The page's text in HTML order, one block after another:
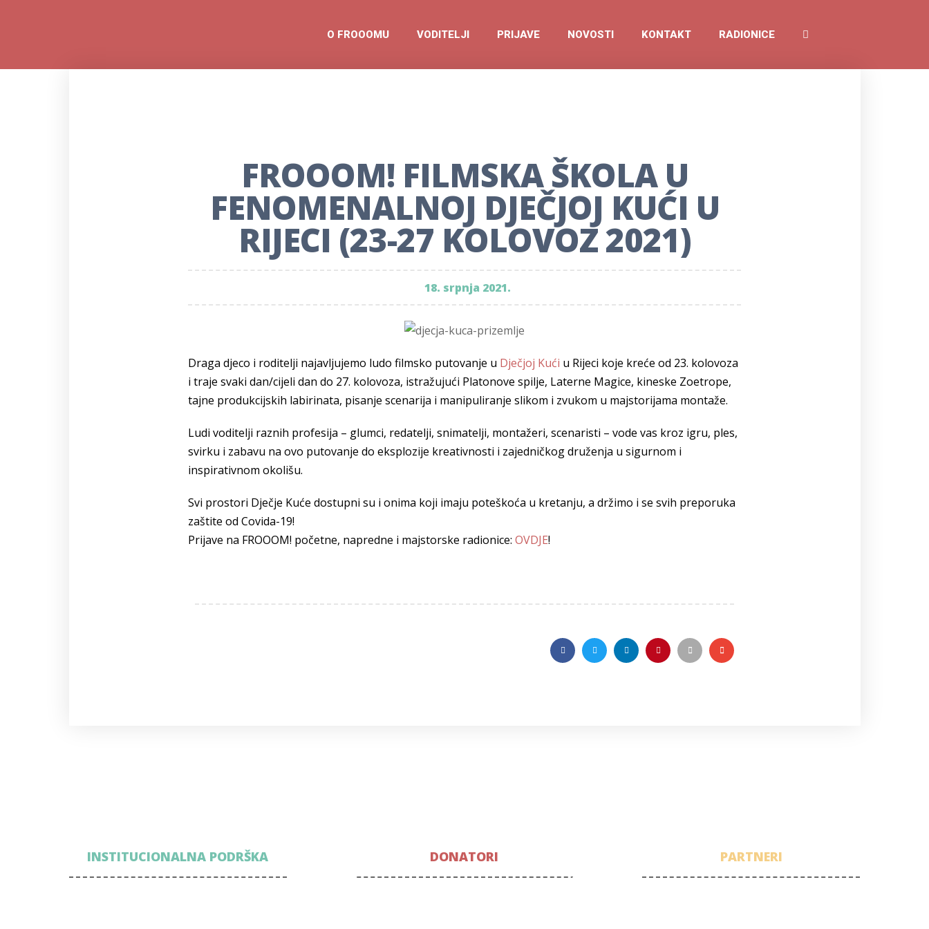
O FROOOMU VODITELJI PRIJAVE NOVOSTI KONTAKT RADIONICE
FROOOM! FILMSKA ŠKOLA U
FENOMENALNOJ DJEČJOJ KUĆI U
RIJECI (23-27 KOLOVOZ 2021)
18. srpnja 2021.
Draga djeco i roditelji najavljujemo ludo filmsko putovanje u Dječjoj Kući u Rijeci koje kreće od 23. kolovoza
i traje svaki dan/cijeli dan do 27. kolovoza, istražujući Platonove spilje, Laterne Magice, kineske Zoetrope,
tajne produkcijskih labirinata, pisanje scenarija i manipuliranje slikom i zvukom u majstorijama montaže.
Ludi voditelji raznih profesija – glumci, redatelji, snimatelji, montažeri, scenaristi – vode vas kroz igru, ples,
svirku i zabavu na ovo putovanje do eksplozije kreativnosti i zajedničkog druženja u sigurnom i
inspirativnom okolišu.
Svi prostori Dječje Kuće dostupni su i onima koji imaju poteškoća u kretanju, a držimo i se svih preporuka
zaštite od Covida-19!
Prijave na FROOOM! početne, napredne i majstorske radionice: OVDJE!
INSTITUCIONALNA PODRŠKA DONATORI PARTNERI